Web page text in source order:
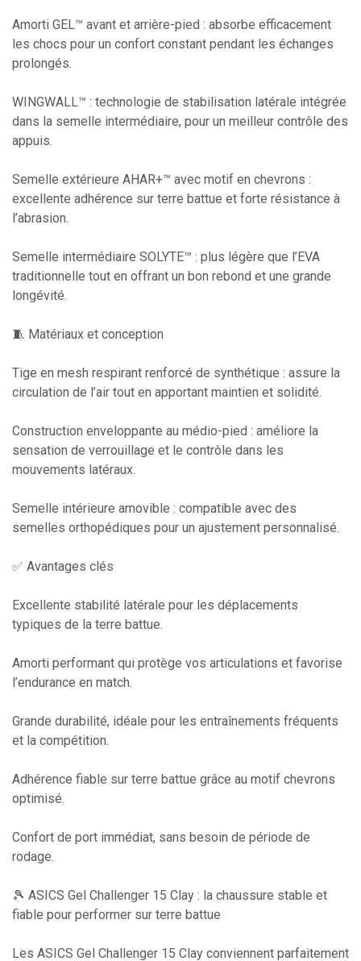
Amorti GEL™ avant et arrière-pied : absorbe efficacement
les chocs pour un confort constant pendant les échanges
prolongés.
WINGWALL™ : technologie de stabilisation latérale intégrée
dans la semelle intermédiaire, pour un meilleur contrôle des
appuis.
Semelle extérieure AHAR+™ avec motif en chevrons :
excellente adhérence sur terre battue et forte résistance à
l’abrasion.
Semelle intermédiaire SOLYTE™ : plus légère que l’EVA
traditionnelle tout en offrant un bon rebond et une grande
longévité.
🧵 Matériaux et conception
Tige en mesh respirant renforcé de synthétique : assure la
circulation de l’air tout en apportant maintien et solidité.
Construction enveloppante au médio-pied : améliore la
sensation de verrouillage et le contrôle dans les
mouvements latéraux.
Semelle intérieure amovible : compatible avec des
semelles orthopédiques pour un ajustement personnalisé.
✅ Avantages clés
Excellente stabilité latérale pour les déplacements
typiques de la terre battue.
Amorti performant qui protège vos articulations et favorise
l’endurance en match.
Grande durabilité, idéale pour les entraînements fréquents
et la compétition.
Adhérence fiable sur terre battue grâce au motif chevrons
optimisé.
Confort de port immédiat, sans besoin de période de
rodage.
🎾 ASICS Gel Challenger 15 Clay : la chaussure stable et
fiable pour performer sur terre battue
Les ASICS Gel Challenger 15 Clay conviennent parfaitement